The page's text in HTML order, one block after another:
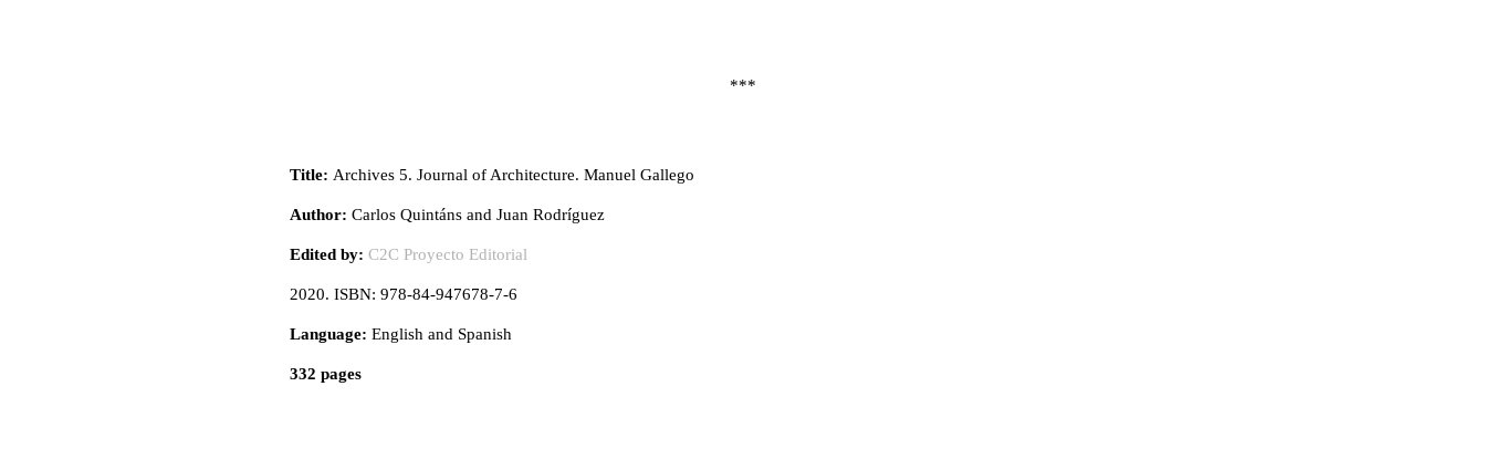
***
Title: Archives 5. Journal of Architecture. Manuel Gallego
Author: Carlos Quintáns and Juan Rodríguez
Edited by: C2C Proyecto Editorial
2020. ISBN: 978-84-947678-7-6
Language: English and Spanish
332 pages